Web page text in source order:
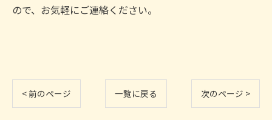
ので、お気軽にご連絡ください。
< 前のページ 一覧に戻る 次のページ >